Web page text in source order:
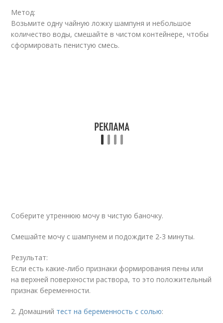
Метод:
Возьмите одну чайную ложку шампуня и небольшое
количество воды, смешайте в чистом контейнере, чтобы
сформировать пенистую смесь.
Соберите утреннюю мочу в чистую баночку.
Смешайте мочу с шампунем и подождите 2-3 минуты.
Результат:
Если есть какие-либо признаки формирования пены или
на верхней поверхности раствора, то это положительный
признак беременности.
2. Домашний тест на беременность с солью: